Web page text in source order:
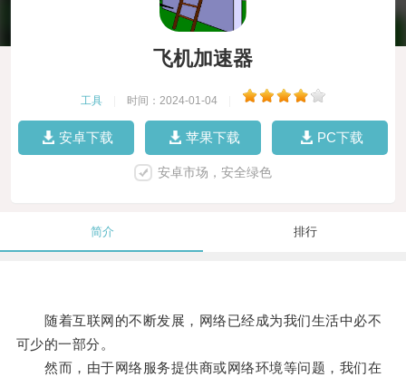
飞机加速器
工具 时间：2024-01-04
安卓下载 苹果下载 PC下载
安卓市场，安全绿色
简介 排行
随着互联网的不断发展，网络已经成为我们生活中必不
可少的一部分。
然而，由于网络服务提供商或网络环境等问题，我们在